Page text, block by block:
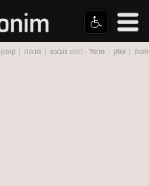
חנות | עסק :: פרפל - חפש מבצע | הנחה | קופון